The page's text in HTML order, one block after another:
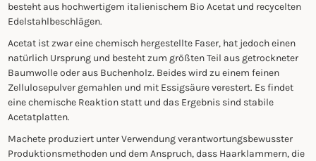
besteht aus hochwertigem italienischem Bio Acetat und recycelten
Edelstahlbeschlägen.
Acetat ist zwar eine chemisch hergestellte Faser, hat jedoch einen
natürlich Ursprung und besteht zum größten Teil aus getrockneter
Baumwolle oder aus Buchenholz. Beides wird zu einem feinen
Zellulosepulver gemahlen und mit Essigsäure verestert. Es findet
eine chemische Reaktion statt und das Ergebnis sind stabile
Acetatplatten.
Machete produziert unter Verwendung verantwortungsbewusster
Produktionsmethoden und dem Anspruch, dass Haarklammern, die